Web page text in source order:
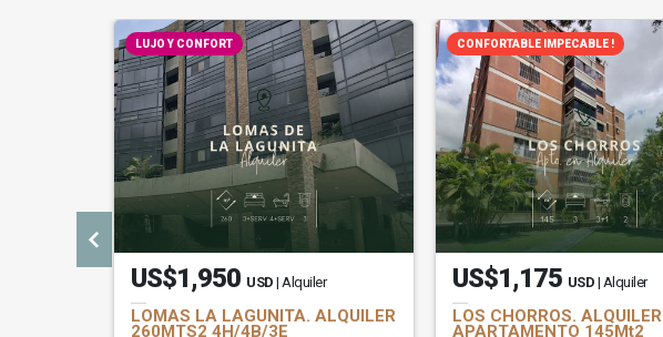
LUJO Y CONFORT
US$1,950 USD | Alquiler
LOMAS LA LAGUNITA. ALQUILER
260MTS2 4H/4B/3E
CONFORTABLE IMPECABLE !
US$1,175 USD | Alquiler
LOS CHORROS. ALQUILER
APARTAMENTO 145Mt2